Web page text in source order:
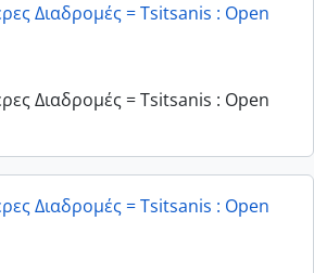
Διαδρομές = Tsitsanis : Open
Διαδρομές = Tsitsanis : Open
Διαδρομές = Tsitsanis : Open